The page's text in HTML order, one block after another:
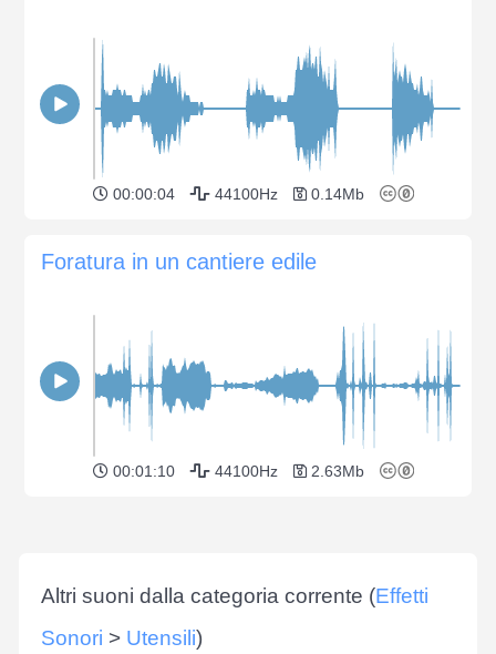
00:00:04 44100Hz 0.14Mb
Foratura in un cantiere edile
00:01:10 44100Hz 2.63Mb
Altri suoni dalla categoria corrente (Effetti
Sonori > Utensili)